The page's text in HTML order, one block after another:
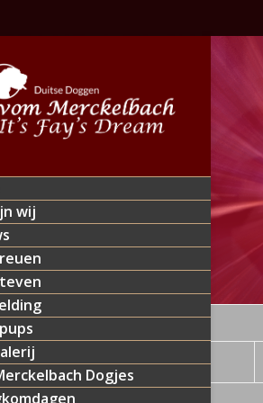
wij
Dogjes
2015 Genk